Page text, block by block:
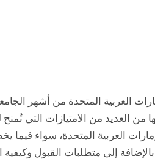
العربية المتحدة من أشهر
من العديد من الامتيازات التي
العربية المتحدة، سواء فيما
إلى متطلبات القبول وكيفية